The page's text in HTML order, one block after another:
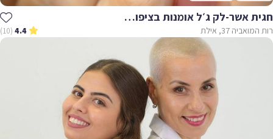
חגית אשר-לק ג׳ל אומנות בציפורניים
רות המואביה 37, אילת 4.4
(10)